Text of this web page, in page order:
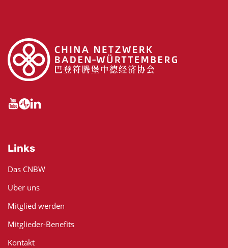
Links
Das CNBW
Über uns
Mitglied werden
Mitglieder-Benefits
Kontakt